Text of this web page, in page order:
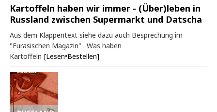
Kartoffeln haben wir immer - (Über)leben in
Russland zwischen Supermarkt und Datscha
Aus dem Klappentext siehe dazu auch Besprechung im
"Eurasischen Magazin" . Was haben
Kartoffeln [Lesen•Bestellen]